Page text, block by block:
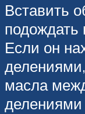
Вставить
подождать
Если он
масла
делениями